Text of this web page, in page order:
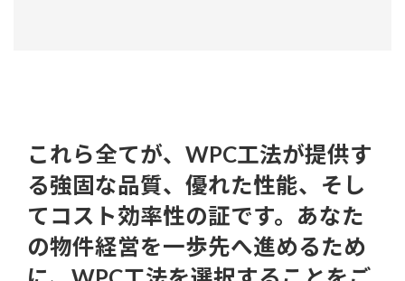
これら全てが、WPC工法が提供す
る強固な品質、優れた性能、そし
てコスト効率性の証です。 あなた
の物件経営を一歩先へ進めるため